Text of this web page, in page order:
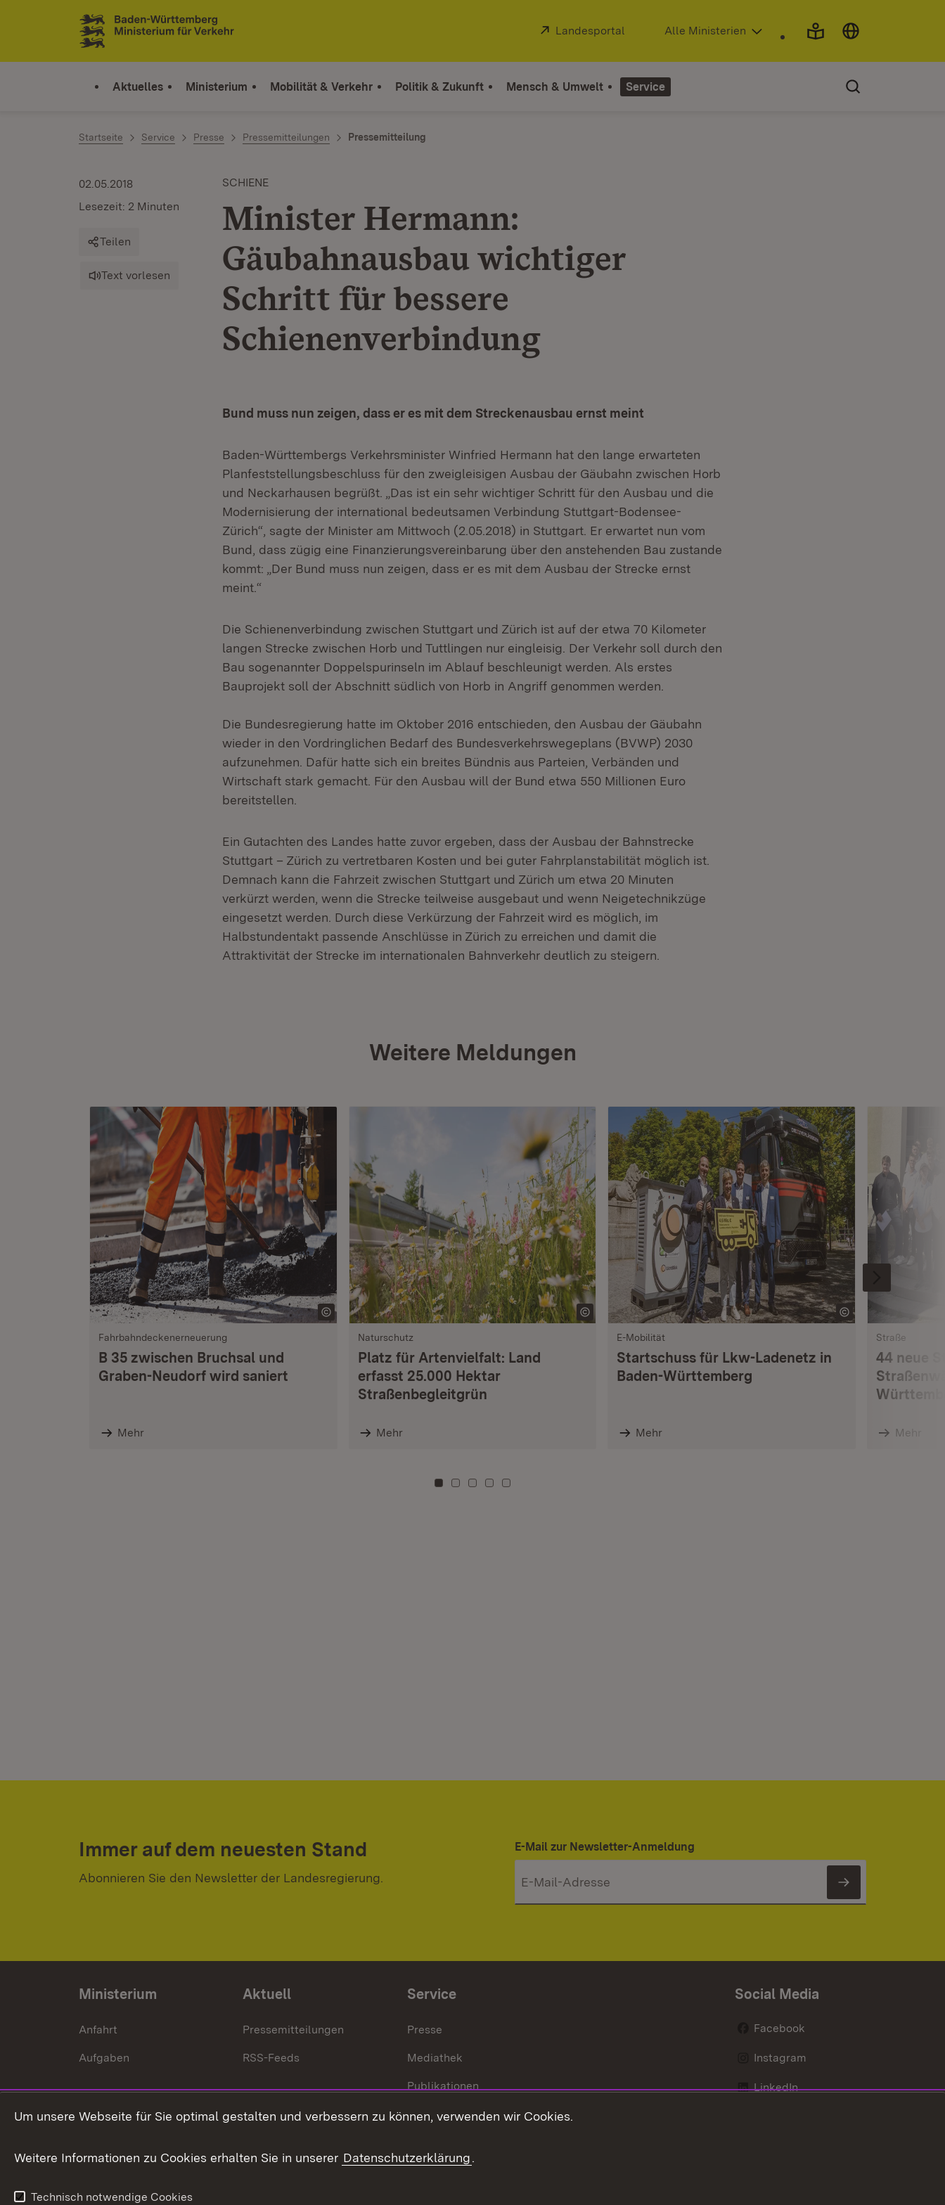
Zum Inhalt springen
Link zur Startseite
Extern:
Landesportal (Öffnet in neuem Fenster)
Alle Ministerien
Aktuelles Ministerium Mobilität & Verkehr Politik & Zukunft Mensch & Umwelt Service
Startseite Service Presse Pressemitteilungen Pressemitteilung
SCHIENE
Minister Hermann:
Gäubahnausbau wichtiger
Schritt für bessere
Schienenverbindung
02.05.2018
Lesezeit: 2 Minuten
Teilen
Text vorlesen
Bund muss nun zeigen, dass er es mit dem Streckenausbau ernst meint
Baden-Württembergs Verkehrsminister Winfried Hermann hat den lange erwarteten
Planfeststellungsbeschluss für den zweigleisigen Ausbau der Gäubahn zwischen Horb
und Neckarhausen begrüßt. „Das ist ein sehr wichtiger Schritt für den Ausbau und die
Modernisierung der international bedeutsamen Verbindung Stuttgart-Bodensee-
Zürich“, sagte der Minister am Mittwoch (2.05.2018) in Stuttgart. Er erwartet nun vom
Bund, dass zügig eine Finanzierungsvereinbarung über den anstehenden Bau zustande
kommt: „Der Bund muss nun zeigen, dass er es mit dem Ausbau der Strecke ernst
meint.“
Die Schienenverbindung zwischen Stuttgart und Zürich ist auf der etwa 70 Kilometer
langen Strecke zwischen Horb und Tuttlingen nur eingleisig. Der Verkehr soll durch den
Bau sogenannter Doppelspurinseln im Ablauf beschleunigt werden. Als erstes
Bauprojekt soll der Abschnitt südlich von Horb in Angriff genommen werden.
Die Bundesregierung hatte im Oktober 2016 entschieden, den Ausbau der Gäubahn
wieder in den Vordringlichen Bedarf des Bundesverkehrswegeplans (BVWP) 2030
aufzunehmen. Dafür hatte sich ein breites Bündnis aus Parteien, Verbänden und
Wirtschaft stark gemacht. Für den Ausbau will der Bund etwa 550 Millionen Euro
bereitstellen.
Ein Gutachten des Landes hatte zuvor ergeben, dass der Ausbau der Bahnstrecke
Stuttgart – Zürich zu vertretbaren Kosten und bei guter Fahrplanstabilität möglich ist.
Demnach kann die Fahrzeit zwischen Stuttgart und Zürich um etwa 20 Minuten
verkürzt werden, wenn die Strecke teilweise ausgebaut und wenn Neigetechnikzüge
eingesetzt werden. Durch diese Verkürzung der Fahrzeit wird es möglich, im
Halbstundentakt passende Anschlüsse in Zürich zu erreichen und damit die
Attraktivität der Strecke im internationalen Bahnverkehr deutlich zu steigern.
Weitere Meldungen
Fahrbahndeckenerneuerung
B 35 zwischen Bruchsal und
Graben-Neudorf wird saniert
Mehr
Naturschutz
Platz für Artenvielfalt: Land
erfasst 25.000 Hektar
Straßenbegleitgrün
Mehr
E-Mobilität
Startschuss für Lkw-Ladenetz in
Baden-Württemberg
Mehr
Straße
44 neue
Mehr
Zu Kachel: 0
Zu Kachel: 3
Zu Kachel: 6
Zu Kachel: 9
Zu Kachel: 12
Immer auf dem neuesten Stand
Abonnieren Sie den Newsletter der Landesregierung.
E-Mail zur Newsletter-Anmeldung
Newsletter
Ministerium
Anfahrt
Aufgaben
Aktuell
Pressemitteilungen
RSS-Feeds
Service
Presse
Mediathek
Publikationen
Stellen und Ausbildung
Verkehrsinformationen
Social Media
Facebook
Instagram
LinkedIn
Um unsere Webseite für Sie optimal gestalten und verbessern zu können, verwenden wir Cookies.
Weitere Informationen zu Cookies erhalten Sie in unserer Datenschutzerklärung.
Technisch notwendige Cookies